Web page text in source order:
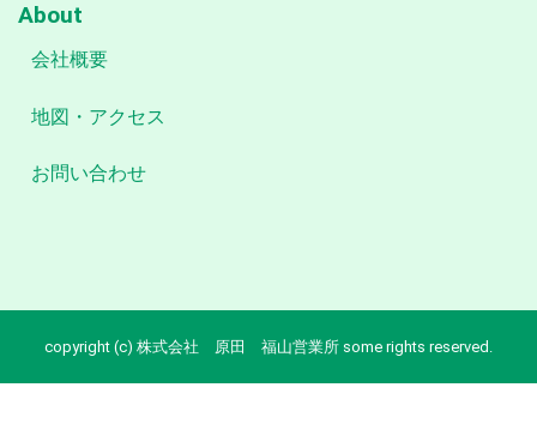
About
会社概要
地図・アクセス
お問い合わせ
copyright (c) 株式会社 原田 福山営業所 some rights reserved.